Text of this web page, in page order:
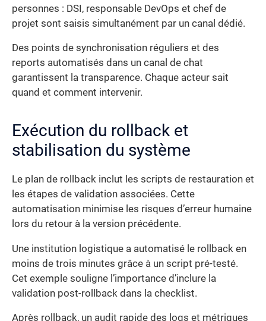
personnes : DSI, responsable DevOps et chef de
projet sont saisis simultanément par un canal dédié.
Des points de synchronisation réguliers et des
reports automatisés dans un canal de chat
garantissent la transparence. Chaque acteur sait
quand et comment intervenir.
Exécution du rollback et
stabilisation du système
Le plan de rollback inclut les scripts de restauration et
les étapes de validation associées. Cette
automatisation minimise les risques d’erreur humaine
lors du retour à la version précédente.
Une institution logistique a automatisé le rollback en
moins de trois minutes grâce à un script pré-testé.
Cet exemple souligne l’importance d’inclure la
validation post-rollback dans la checklist.
Après rollback, un audit rapide des logs et métriques